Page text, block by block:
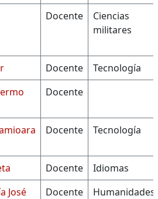
Docente
Ciencias
militares
Docente
Tecnología
Docente
Docente Tecnología
Docente
Idiomas
José Docente Humanidades